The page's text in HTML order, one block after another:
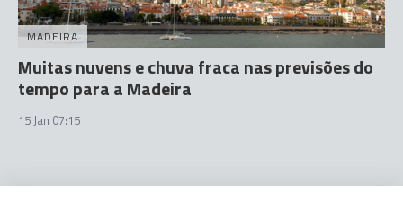
MADEIRA
Muitas nuvens e chuva fraca nas previsões do
tempo para a Madeira
15 Jan 07:15